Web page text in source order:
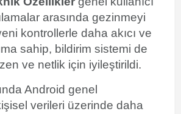
arasında gezinmeyi
kontrollerle daha akıcı ve
sahip, bildirim sistemi de
ve netlik için iyileştirildi.
Android genel
verileri üzerinde daha